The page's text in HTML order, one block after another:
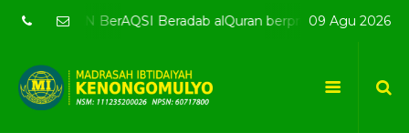
BerAQSI Beradab alQuran berprestaSI Selamat
09 Agu 2026